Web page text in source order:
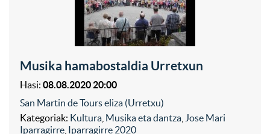
Musika hamabostaldia Urretxun
Hasi: 08.08.2020 20:00
San Martin de Tours eliza (Urretxu)
Kategoriak: Kultura Musika eta dantza Jose Mari
Iparragirre
Iparragirre 2020